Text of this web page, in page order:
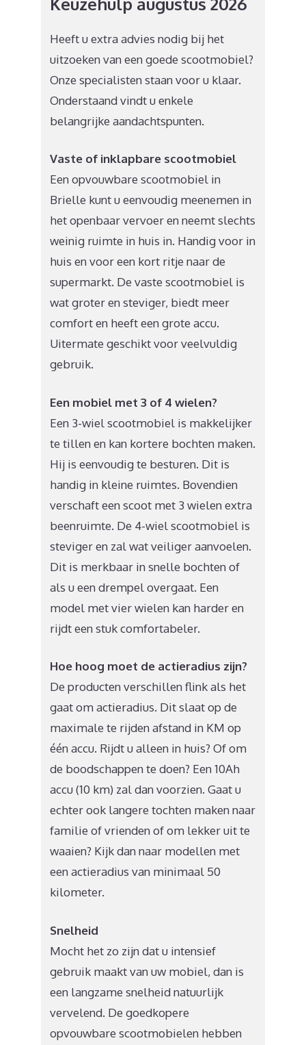
Heeft u extra advies nodig bij het
uitzoeken van een goede scootmobiel?
Onze specialisten staan voor u klaar.
Onderstaand vindt u enkele
belangrijke aandachtspunten.
Vaste of inklapbare scootmobiel
Een opvouwbare scootmobiel in
Brielle kunt u eenvoudig meenemen in
het openbaar vervoer en neemt slechts
weinig ruimte in huis in. Handig voor in
huis en voor een kort ritje naar de
supermarkt. De vaste scootmobiel is
wat groter en steviger, biedt meer
comfort en heeft een grote accu.
Uitermate geschikt voor veelvuldig
gebruik.
Een mobiel met 3 of 4 wielen?
Een 3-wiel scootmobiel is makkelijker
te tillen en kan kortere bochten maken.
Hij is eenvoudig te besturen. Dit is
handig in kleine ruimtes. Bovendien
verschaft een scoot met 3 wielen extra
beenruimte. De 4-wiel scootmobiel is
steviger en zal wat veiliger aanvoelen.
Dit is merkbaar in snelle bochten of
als u een drempel overgaat. Een
model met vier wielen kan harder en
rijdt een stuk comfortabeler.
Hoe hoog moet de actieradius zijn?
De producten verschillen flink als het
gaat om actieradius. Dit slaat op de
maximale te rijden afstand in KM op
één accu. Rijdt u alleen in huis? Of om
de boodschappen te doen? Een 10Ah
accu (10 km) zal dan voorzien. Gaat u
echter ook langere tochten maken naar
familie of vrienden of om lekker uit te
waaien? Kijk dan naar modellen met
een actieradius van minimaal 50
kilometer.
Snelheid
Mocht het zo zijn dat u intensief
gebruik maakt van uw mobiel, dan is
een langzame snelheid natuurlijk
vervelend. De goedkopere
opvouwbare scootmobielen hebben